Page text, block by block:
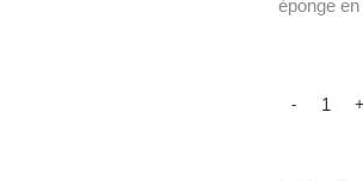
éponge en
- +